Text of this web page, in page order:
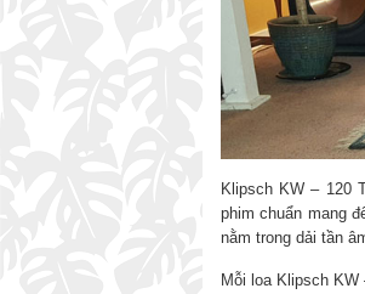
Klipsch KW – 120
phim chuẩn mang
nằm trong dải tần
Mỗi loa Klipsch KW